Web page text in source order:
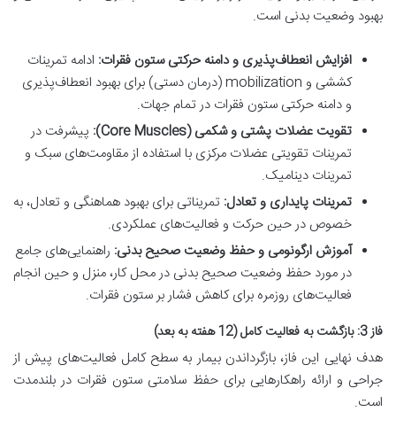
بهبود وضعیت بدنی است.
افزایش انعطاف‌پذیری و دامنه حرکتی ستون فقرات: ادامه تمرینات
کششی و mobilization (درمان دستی) برای بهبود انعطاف‌پذیری
و دامنه حرکتی ستون فقرات در تمام جهات.
تقویت عضلات پشتی و شکمی (Core Muscles):
پیشرفت در
تمرینات تقویتی عضلات مرکزی با استفاده از مقاومت‌های سبک و
تمرینات دینامیک.
تمرینات پایداری و تعادل: تمریناتی برای بهبود هماهنگی و تعادل، به
خصوص در حین حرکت و فعالیت‌های عملکردی.
آموزش ارگونومی و حفظ وضعیت صحیح بدنی: راهنمایی‌های جامع
در مورد حفظ وضعیت صحیح بدنی در محل کار، منزل و حین انجام
فعالیت‌های روزمره برای کاهش فشار بر ستون فقرات.
فاز 3: بازگشت به فعالیت کامل (12 هفته به بعد)
هدف نهایی این فاز، بازگرداندن بیمار به سطح کامل فعالیت‌های پیش از
جراحی و ارائه راهکارهایی برای حفظ سلامتی ستون فقرات در بلندمدت
است.